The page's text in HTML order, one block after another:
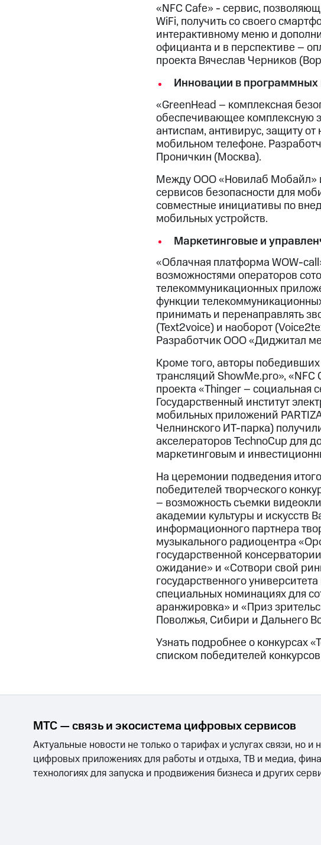
«NFC Cafe» - сервис,
WiFi, получить со своего
интерактивному меню и
официанта и в перспективе –
проекта Вячеслав Черников
Инновации в программных
«GreenHead – комплексная
обеспечивающее комплексную
антиспам, антивирус, защиту
мобильном телефоне.
Проничкин (Москва).
Между ООО «Новилаб Мобайл»
сервисов безопасности для
совместные инициативы по
мобильных устройств.
Маркетинговые и
«Облачная платформа WOW-
возможностями операторов
телекоммуникационных
функции
принимать и перенаправлять
(Text2voice) и наоборот
Разработчик ООО «Диджитал
Кроме того, авторы
трансляций ShowMe.pro»,
проекта «Thinger –
Государственный институт
мобильных приложений
Челнинского ИТ-парка)
акселераторов TechnoCup для
маркетинговым и
На церемонии подведения
победителей творческого
– возможность съемки
академии культуры и искусств
информационного партнера
музыкального радиоцентра
государственной
ожидание» и «Сотвори свой
государственного
специальных номинациях для
аранжировка» и «Приз
Поволжья, Сибири и Дальнего
Узнать подробнее о конкурсах
списком победителей
МТС — связь и экосистема цифровых сервисов
Актуальные новости не только о тарифах и услугах связи, но
цифровых приложениях для работы и отдыха, ТВ и медиа,
технологиях для запуска и продвижения бизнеса и других